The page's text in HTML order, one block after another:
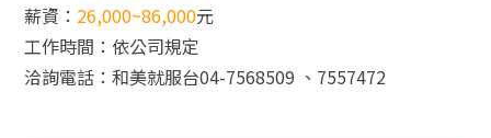
薪資： 26,000~86,000元
工作時間：依公司規定
洽詢電話：和美就服台04-7568509 、7557472